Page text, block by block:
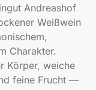
Andreashof
Weißwein
Charakter.
Körper, weiche
feine Frucht —